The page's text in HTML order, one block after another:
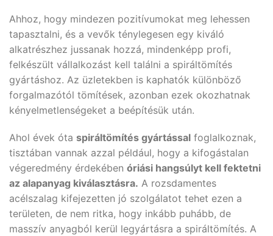
Ahhoz, hogy mindezen pozitívumokat meg lehessen
tapasztalni, és a vevők ténylegesen egy kiváló
alkatrészhez jussanak hozzá, mindenképp profi,
felkészült vállalkozást kell találni a spiráltömítés
gyártáshoz. Az üzletekben is kaphatók különböző
forgalmazótól tömítések, azonban ezek okozhatnak
kényelmetlenségeket a beépítésük után.
Ahol évek óta spiráltömítés gyártással foglalkoznak,
tisztában vannak azzal például, hogy a kifogástalan
végeredmény érdekében óriási hangsúlyt kell fektetni
az alapanyag kiválasztásra. A rozsdamentes
acélszalag kifejezetten jó szolgálatot tehet ezen a
területen, de nem ritka, hogy inkább puhább, de
masszív anyagból kerül legyártásra a spiráltömítés. A